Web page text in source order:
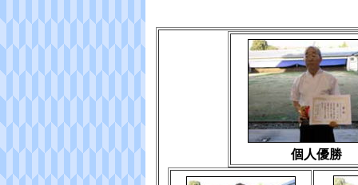
個人優勝